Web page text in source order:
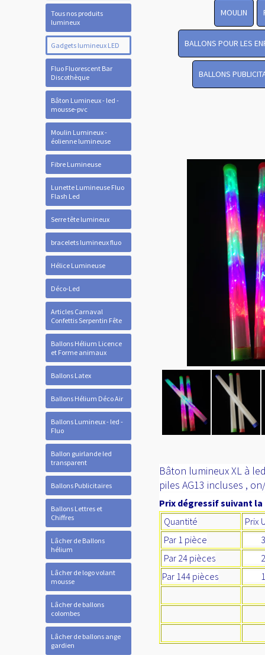
Tous nos produits
lumineux
Gadgets lumineux LED
Fluo Fluorescent Bar
Discothèque
Bâton Lumineux - led -
mousse-pvc
Moulin Lumineux -
éolienne lumineuse
Fibre Lumineuse
Lunette Lumineuse Fluo
Flash Led
Serre tête lumineux
bracelets lumineux fluo
Hélice Lumineuse
Déco-Led
Articles Carnaval
Confettis Serpentin Fête
Ballons Hélium Licence
et Forme animaux
Ballons Latex
Ballons Hélium Déco Air
Ballons Lumineux - led -
Fluo
Ballon guirlande led
transparent
Ballons Publicitaires
Ballons Lettres et
Chiffres
Lâcher de Ballons
hélium
Lâcher de logo volant
mousse
Lâcher de ballons
colombes
Lâcher de ballons ange
gardien
MOULIN
BALLONS POUR LES
BALLONS
Bâton lumineux XL à
piles AG13 incluses ,
Prix dégressif suivant
Quantité
Prix
Par 1 pièce
Par 24 pièces
Par 144 pièces